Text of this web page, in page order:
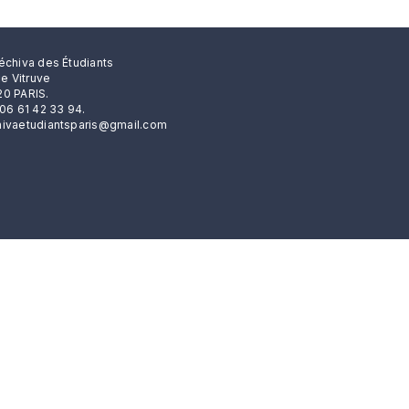
des Étudiants
Vitruve
PARIS.
61 42 33 94.